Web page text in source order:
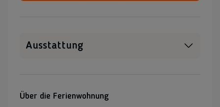
Ausstattung
Über die Ferienwohnung